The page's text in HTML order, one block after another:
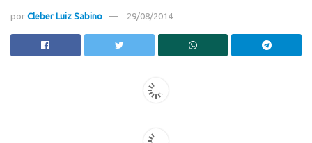
por Cleber Luiz Sabino 29/08/2014